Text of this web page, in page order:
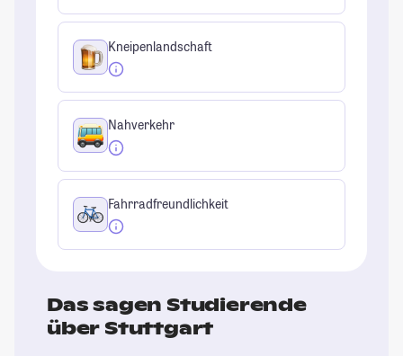
Kneipenlandschaft
Nahverkehr
Fahrradfreundlichkeit
Das sagen Studierende
über Stuttgart